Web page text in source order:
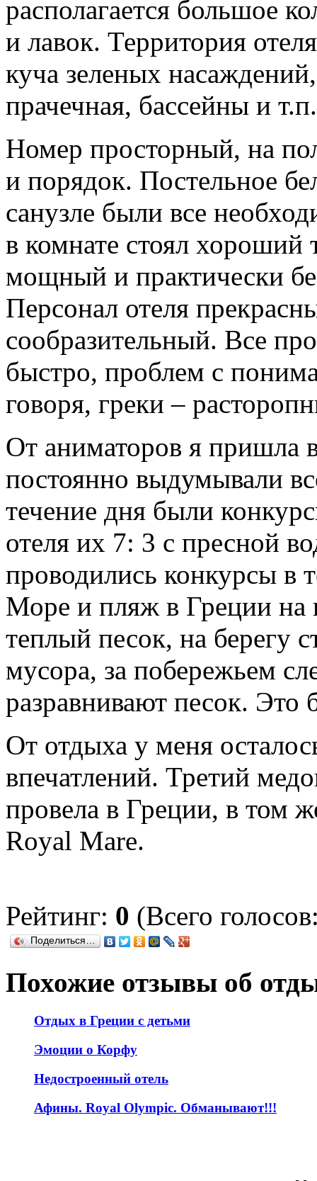
располагается большое
и лавок. Территория
куча зеленых
прачечная, бассейны и т.п.
Номер просторный, на
и порядок. Постельное
санузле были все
в комнате стоял хороший
мощный и практически
Персонал отеля
сообразительный. Все
быстро, проблем с
говоря, греки –
От аниматоров я пришла
постоянно выдумывали
течение дня были
отеля их 7: 3 с пресной
проводились конкурсы в
Море и пляж в Греции на
теплый песок, на берегу
мусора, за побережьем
разравнивают песок. Это
От отдыха у меня
впечатлений. Третий
провела в Греции, в том
Royal Mare.
Рейтинг: 0 (Всего
Поделиться…
Похожие отзывы об
Отдых в Греции с детьми
Эмоции о Корфу
Недостроенный отель
Афины. Royal Olympic. Обманывают!!!